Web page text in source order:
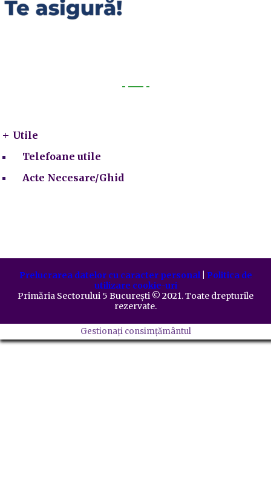
Utile
Telefoane utile
Acte Necesare/Ghid
Prelucrarea datelor cu caracter personal| Politica de
utilizare cookie-uri
Primăria Sectorului 5 București ©️ 2021. Toate drepturile
rezervate.
Gestionați consimțământul